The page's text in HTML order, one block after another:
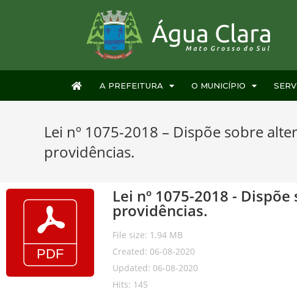
A PREFEITURA O MUNICÍPIO
Lei nº 1075-2018 – Dispõe sobre
providências.
Lei nº 1075-2018 -
providências.
File size: 1.94 MB
Created: 06-08-2020
Updated: 06-08-2020
Hits: 145